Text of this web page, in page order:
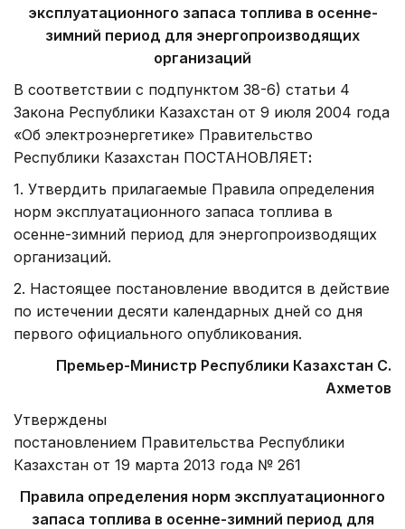
эксплуатационного запаса топлива в осенне-
зимний период для энергопроизводящих
организаций
В соответствии с подпунктом 38-6) статьи 4
Закона Республики Казахстан от 9 июля 2004 года
«Об электроэнергетике» Правительство
Республики Казахстан ПОСТАНОВЛЯЕТ:
1. Утвердить прилагаемые Правила определения
норм эксплуатационного запаса топлива в
осенне-зимний период для энергопроизводящих
организаций.
2. Настоящее постановление вводится в действие
по истечении десяти календарных дней со дня
первого официального опубликования.
Премьер-Министр Республики Казахстан С.
Ахметов
Утверждены
постановлением Правительства Республики
Казахстан от 19 марта 2013 года № 261
Правила определения норм эксплуатационного
запаса топлива в осенне-зимний период для